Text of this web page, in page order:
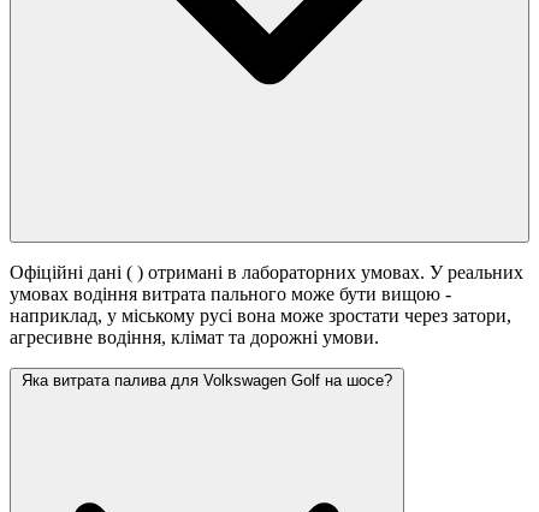
Офіційні дані ( ) отримані в лабораторних умовах. У реальних
умовах водіння витрата пального може бути вищою -
наприклад, у міському русі вона може зростати через затори,
агресивне водіння, клімат та дорожні умови.
Яка витрата палива для Volkswagen Golf на шосе?